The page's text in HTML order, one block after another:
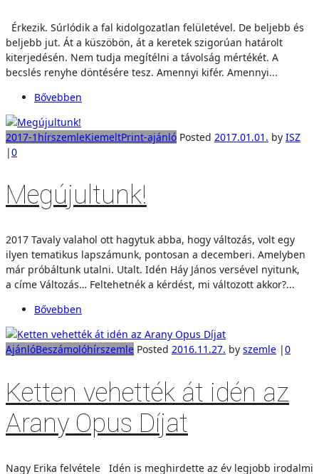
Érkezik. Súrlódik a fal kidolgozatlan felületével. De beljebb és
beljebb jut. Át a küszöbön, át a keretek szigorúan határolt
kiterjedésén. Nem tudja megítélni a távolság mértékét. A
becslés renyhe döntésére tesz. Amennyi kifér. Amennyi...
Bővebben
2017-1 hírszemleKiemeltPrint-ajánló Posted 2017.01.01. by ISZ
|0
Megújultunk!
2017 Tavaly valahol ott hagytuk abba, hogy változás, volt egy
ilyen tematikus lapszámunk, pontosan a decemberi. Amelyben
már próbáltunk utalni. Utalt. Idén Háy János versével nyitunk,
a címe Változás… Feltehetnék a kérdést, mi változott akkor?...
Bővebben
AjánlóBeszámolóhírszemle Posted 2016.11.27. by szemle |0
Ketten vehették át idén az
Arany Opus Díjat
Nagy Erika felvétele Idén is meghirdette az év legjobb irodalmi